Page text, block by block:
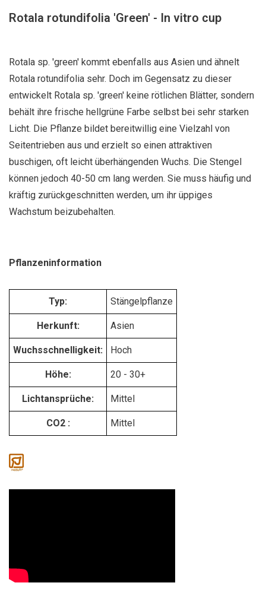
Rotala rotundifolia 'Green' - In vitro cup
Rotala sp. 'green' kommt ebenfalls aus Asien und ähnelt
Rotala rotundifolia sehr. Doch im Gegensatz zu dieser
entwickelt Rotala sp. 'green' keine rötlichen Blätter, sondern
behält ihre frische hellgrüne Farbe selbst bei sehr starken
Licht. Die Pflanze bildet bereitwillig eine Vielzahl von
Seitentrieben aus und erzielt so einen attraktiven
buschigen, oft leicht überhängenden Wuchs. Die Stengel
können jedoch 40-50 cm lang werden. Sie muss häufig und
kräftig zurückgeschnitten werden, um ihr üppiges
Wachstum beizubehalten.
Pflanzeninformation
Typ: Stängelpflanze
Herkunft: Asien
Wuchsschnelligkeit: Hoch
Höhe: 20 - 30+
Lichtansprüche: Mittel
CO2 : Mittel